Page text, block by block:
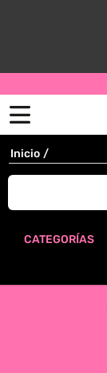
Inicio /
CATEGORÍAS